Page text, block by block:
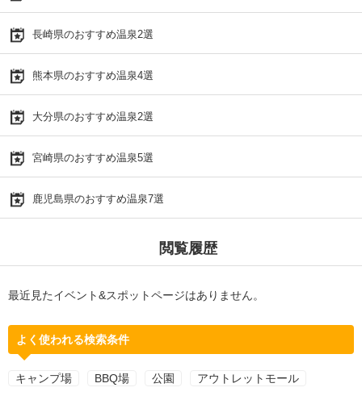
長崎県のおすすめ温泉2選
熊本県のおすすめ温泉4選
大分県のおすすめ温泉2選
宮崎県のおすすめ温泉5選
鹿児島県のおすすめ温泉7選
閲覧履歴
最近見たイベント&スポットページはありません。
よく使われる検索条件
キャンプ場 BBQ場 公園 アウトレットモール